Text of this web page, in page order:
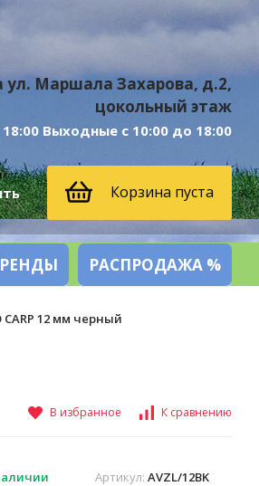
ул. Маршала Захарова, д.2,
цокольный этаж
Выходные с 10:00 до 18:00
Корзина пуста
РАСПРОДАЖА %
12 мм черный
В избранное К сравнению
Артикул: AVZL/12BK